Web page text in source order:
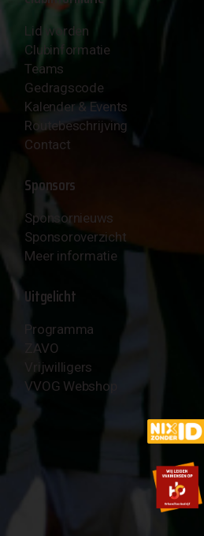
Lid worden
Clubinformatie
Teams
Gedragscode
Kalender & Events
Routebeschrijving
Contact
Sponsors
Sponsornieuws
Sponsoroverzicht
Meer informatie
Uitgelicht
Programma
ZAVO
Vrijwilligers
VVOG Webshop